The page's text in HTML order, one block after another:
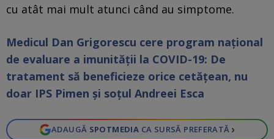
cu atât mai mult atunci când au simptome.
Medicul Dan Grigorescu cere program național
de evaluare a imunității la COVID-19: De
tratament să beneficieze orice cetățean, nu
doar IPS Pimen și soțul Andreei Esca
ADAUGĂ SPOTMEDIA CA SURSĂ PREFERATĂ ›